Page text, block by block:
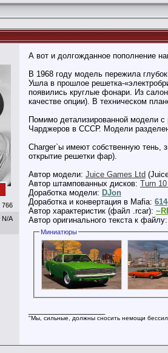
766
N/A
А вот и долгожданное пополнение
В 1968 году модель пережила
Ушла в прошлое решетка-
появились круглые фонари. Из
качестве опции). В техническом
Помимо детализированной модели
Чарджеров в СССР. Модели
Charger`ы имеют собственную тень,
открытие решетки фар).
Автор модели: Juice Games Ltd
Автор штампованных дисков: Turn
Доработка модели: DJon
Доработка и конвертация в Mafia:
Автор характеристик (файл .rcar):
Автор оригинального текста к
Миниатюры
"Мы, сильные, должны сносить немощи